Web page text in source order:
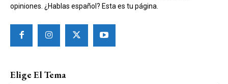
opiniones. ¿Hablas español? Esta es tu página.
Elige El Tema